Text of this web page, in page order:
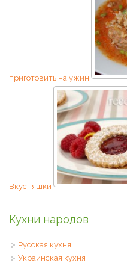
приготовить на ужин
Вкусняшки
Кухни народов
Русская кухня
Украинская кухня